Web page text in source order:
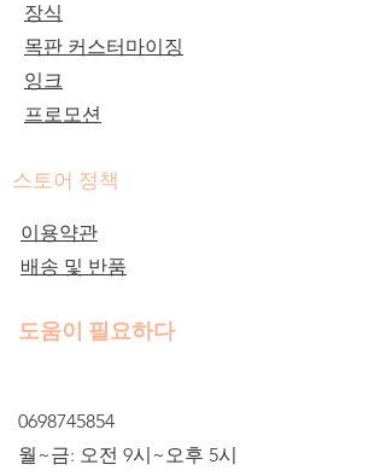
장식
목판 커스터마이징
잉크
프로모션
스토어 정책
이용약관
배송 및 반품
도움이 필요하다
0698745854
월~금: 오전 9시~오후 5시